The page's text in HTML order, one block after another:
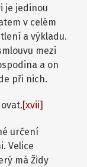
je jedinou
v celém
a výkladu.
mezi
a on
při nich.
[xvii]
určení
Velice
má Židy